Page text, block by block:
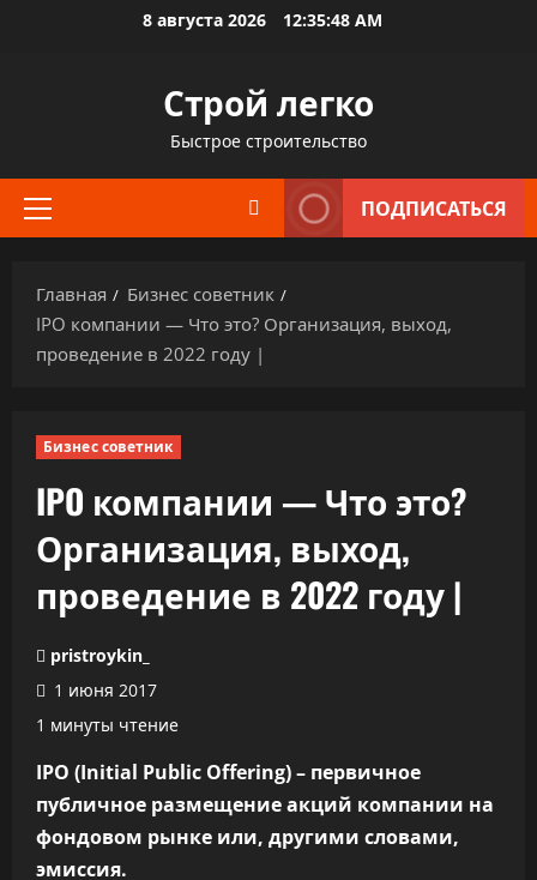
8 августа 2026 12:35:49 AM
Строй легко
Быстрое строительство
Основное
ПОДПИСАТЬСЯ
Главная
Бизнес советник
IPO компании — Что это? Организация, выход,
проведение в 2022 году |
Бизнес советник
IPO компании — Что это?
Организация, выход,
проведение в 2022 году |
pristroykin_
1 июня 2017
1 минуты чтение
IPO (Initial Public Offering) – первичное
публичное размещение акций компании на
фондовом рынке или, другими словами,
эмиссия.